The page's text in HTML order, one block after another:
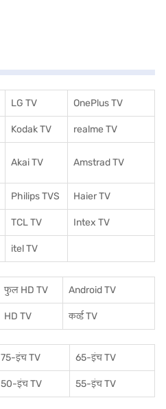
LG TV OnePlus TV
Kodak TV realme TV
Akai TV Amstrad TV
Philips TVS Haier TV
TCL TV Intex TV
itel TV
फुल HD TV Android TV
HD TV
कर्व्ड TV
75-इंच TV 65-इंच TV
50-इंच TV
55-इंच TV